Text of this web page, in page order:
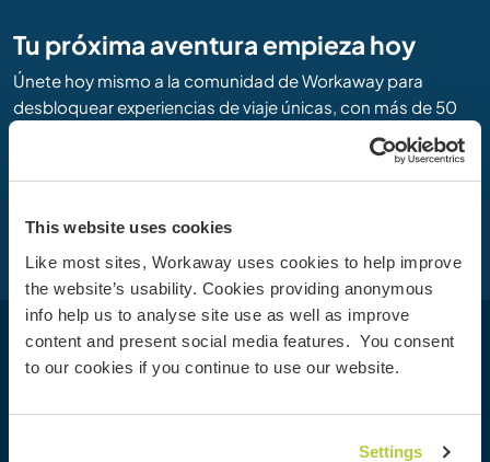
This website uses cookies
Like most sites, Workaway uses cookies to help improve
the website’s usability. Cookies providing anonymous
info help us to analyse site use as well as improve
content and present social media features. You consent
to our cookies if you continue to use our website.
Settings
Tu próxima aventura empieza hoy
Únete hoy mismo a la comunidad de Workaway para
desbloquear experiencias de viaje únicas, con más de 50
Unirse